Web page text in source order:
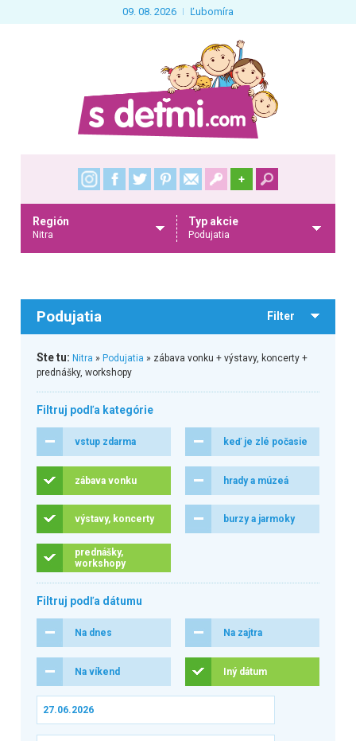
09. 08. 2026 Ľubomíra
+
Región
Nitra
Typ akcie
Podujatia
Podujatia Filter
Ste tu: Nitra » Podujatia » zábava vonku + výstavy, koncerty +
prednášky, workshopy
Filtruj podľa kategórie
vstup zdarma keď je zlé počasie
zábava vonku hrady a múzeá
výstavy, koncerty burzy a jarmoky
prednášky,
workshopy
Filtruj podľa dátumu
Na dnes Na zajtra
Na víkend Iný dátum